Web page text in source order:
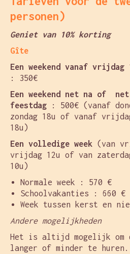
personen)
Geniet van 10% korting
Gîte
Een weekend vanaf vrijdag
: 350€
Een weekend net na of
feestdag : 500€ (vanaf
zondag 18u of vanaf
18u)
Een volledige week (van
vrijdag 12u of van
10u)
Normale week : 570 €
Schoolvakanties : 660 €
Week tussen kerst en
Andere mogelijkheden
Het is altijd mogelijk om
langer of minder te